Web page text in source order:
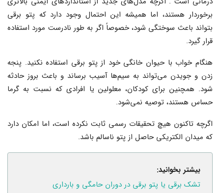
برخوردار هستند، اما همیشه این احتمال وجود دارد که پتو برقی
بتواند باعث سوختگی شود، خصوصاً اگر به طور نادرست مورد استفاده
قرار گیرد.
هنگام خواب با حیوان خانگی خود از پتو برقی استفاده نکنید. پنجه
زدن و جویدن می‌تواند به سیم‌ها آسیب برساند و باعث بروز حادثه
شود. همچنین برای کودکان، معلولین یا افرادی که نسبت به گرما
حساس هستند، توصیه نمی‌شود.
اگرچه تاکنون هیچ تحقیقات رسمی ثابت نکرده است، اما امکان دارد
که میدان الکتریکی حاصل از پتو ناسالم باشد.
بیشتر بخوانید:
تشک برقی یا پتو برقی در دوران حامگی و بارداری